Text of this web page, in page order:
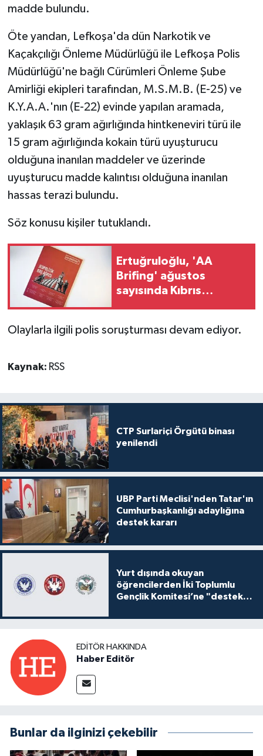
madde bulundu.
Öte yandan, Lefkoşa'da dün Narkotik ve
Kaçakçılığı Önleme Müdürlüğü ile Lefkoşa Polis
Müdürlüğü'ne bağlı Cürümleri Önleme Şube
Amirliği ekipleri tarafından, M.S.M.B. (E-25) ve
K.Y.A.A.'nın (E-22) evinde yapılan aramada,
yaklaşık 63 gram ağırlığında hintkeneviri türü ile
15 gram ağırlığında kokain türü uyuşturucu
olduğuna inanılan maddeler ve üzerinde
uyuşturucu madde kalıntısı olduğuna inanılan
hassas terazi bulundu.
Söz konusu kişiler tutuklandı.
Ertuğruloğlu, 'AA
Brifing' ağustos
sayısında Kıbrıs
Olaylarla ilgili polis soruşturması devam ediyor.
Kaynak: RSS
CTP Surlariçi Örgütü binası
yenilendi
UBP Parti Meclisi'nden Tatar'ın
Cumhurbaşkanlığı adaylığına
destek kararı
Yurt dışında okuyan
öğrencilerden İki Toplumlu
Gençlik Komitesi’ne "destek
EDITÖR HAKKINDA
Haber Editör
Bunlar da ilginizi çekebilir